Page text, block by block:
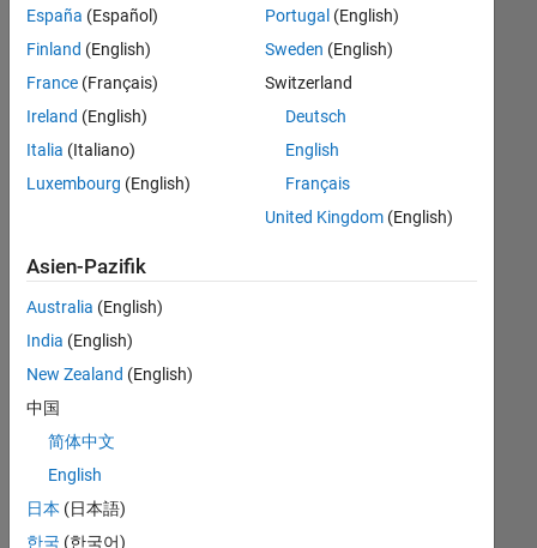
die
Suchkriterien
weiter
fassen
oder
alle
Stellenangebote
anzeigen .
noch
keine
offenen
Stellen
können,
die
Ihren
entsprechen,
werden
España (Español)
Finland (English)
France (Français)
Ireland (English)
Italia (Italiano)
Luxembourg (English)
Portugal (English)
Sweden (English)
Switzerland
Deutsch
English
Français
United Kingdom(English)
Asien-Pazifik
Australia (English)
India (English)
New Zealand (English)
中国
简体中文
English
日本 (日本語)
한국 (한국어)